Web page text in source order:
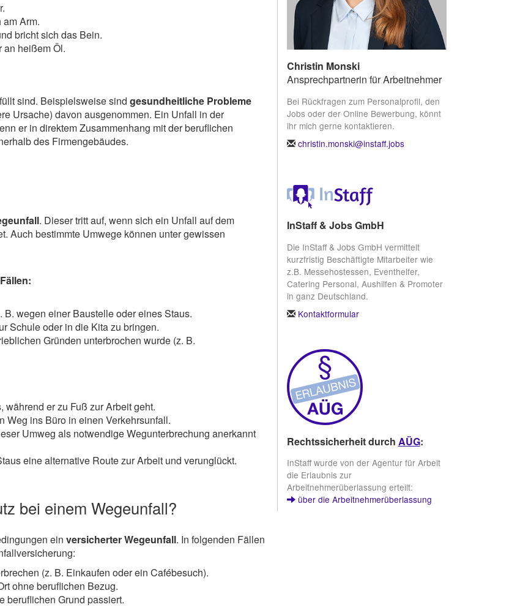
Arm.
bricht sich das Bein.
an heißem Öl.
sind. Beispielsweise sind gesundheitliche Probleme
Ursache) davon ausgenommen. Ein Unfall in der
er in direktem Zusammenhang mit der beruflichen
des Firmengebäudes.
. Dieser tritt auf, wenn sich ein Unfall auf dem
Auch bestimmte Umwege können unter gewissen
wegen einer Baustelle oder eines Staus.
Schule oder in die Kita zu bringen.
Gründen unterbrochen wurde (z. B.
er zu Fuß zur Arbeit geht.
Weg ins Büro in einen Verkehrsunfall.
Umweg als notwendige Wegunterbrechung anerkannt
eine alternative Route zur Arbeit und verunglückt.
bei einem Wegeunfall?
ein versicherter Wegeunfall. In folgenden Fällen
(z. B. Einkaufen oder ein Cafébesuch).
ohne beruflichen Bezug.
beruflichen Grund passiert.
Christin Monski
Ansprechpartnerin für Arbeitnehmer
Bei Rückfragen zum Personalprofil, den
Jobs oder der Online Bewerbung, könnt
ihr mich gerne kontaktieren.
christin.monski@instaff.jobs
InStaff & Jobs GmbH
Die InStaff & Jobs GmbH vermittelt
kurzfristig Beschäftigte Mitarbeiter wie
z.B. Messehostessen, Eventhelfer,
Catering Personal, Aushilfen & Promoter
in ganz Deutschland.
Kontaktformular
Rechtssicherheit durch AÜG:
InStaff wurde von der Agentur für Arbeit
die Erlaubnis zur
Arbeitnehmerüberlassung erteilt:
über die Arbeitnehmerüberlassung